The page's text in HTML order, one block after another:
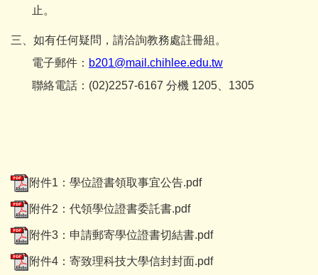
止。
三、如有任何疑問，請洽詢教務處註冊組。
電子郵件： b201@mail.chihlee.edu.tw
聯絡電話：(02)2257-6167 分機 1205、1305
附件1：學位證書領取事宜公告.pdf
附件2：代領學位證書委託書.pdf
附件3：申請郵寄學位證書切結書.pdf
附件4：寄致理科技大學信封封面.pdf